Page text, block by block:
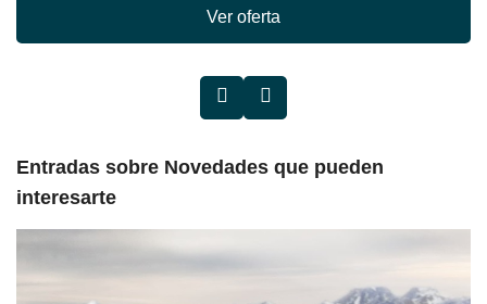
Ver oferta
Entradas sobre Novedades que pueden
interesarte